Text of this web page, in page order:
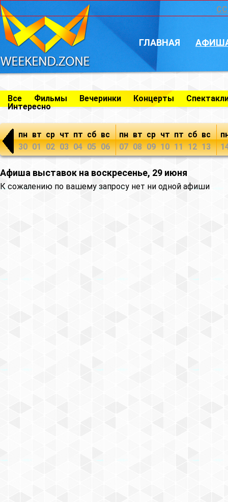
ГЛАВНАЯ
Все Фильмы Вечеринки Концерты
Интересно
пн
30
вт
01
ср
02
чт
03
пт
04
сб
05
вс
06
пн
07
вт
08
ср
09
чт
10
пт
11
сб
12
вс
13
Афиша выставок на воскресенье, 29 июня
К сожалению по вашему запросу нет ни одной афиши